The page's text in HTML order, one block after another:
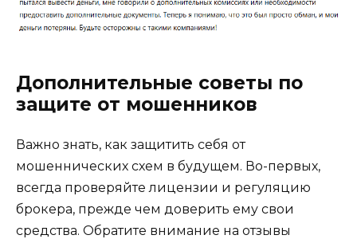
Дополнительные советы по
защите от мошенников
Важно знать, как защитить себя от
мошеннических схем в будущем. Во-первых,
всегда проверяйте лицензии и регуляцию
брокера, прежде чем доверить ему свои
средства. Обратите внимание на отзывы